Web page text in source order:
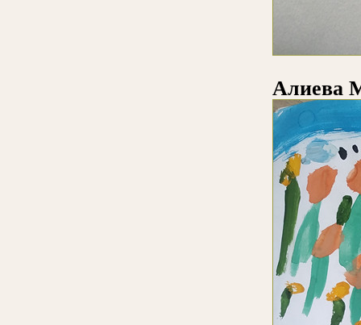
Алиева